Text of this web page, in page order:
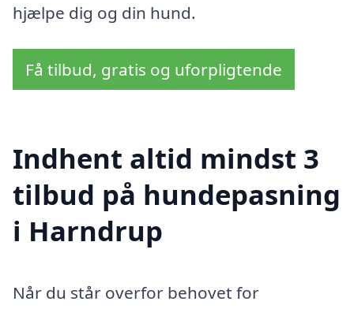
hjælpe dig og din hund.
Få tilbud, gratis og uforpligtende
Indhent altid mindst 3
tilbud på hundepasning
i Harndrup
Når du står overfor behovet for